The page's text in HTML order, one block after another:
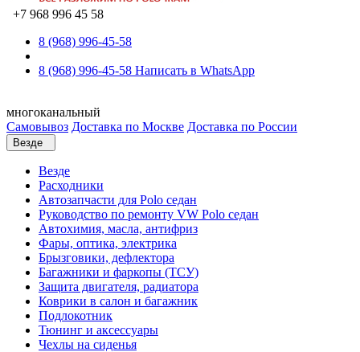
+7 968 996 45 58
8 (968) 996-45-58
8 (968) 996-45-58 Написать в WhatsApp
многоканальный
Самовывоз Доставка по Москве Доставка по России
Везде
Везде
Расходники
Автозапчасти для Polo седан
Руководство по ремонту VW Polo седан
Автохимия, масла, антифриз
Фары, оптика, электрика
Брызговики, дефлектора
Багажники и фаркопы (ТСУ)
Защита двигателя, радиатора
Коврики в салон и багажник
Подлокотник
Тюнинг и аксессуары
Чехлы на сиденья